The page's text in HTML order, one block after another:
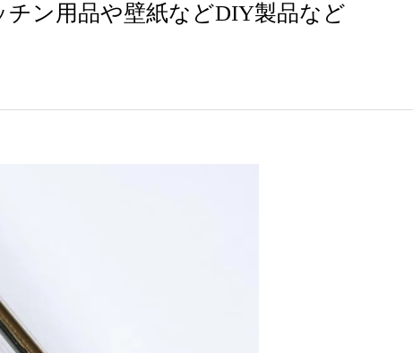
ン用品や壁紙などDIY製品など